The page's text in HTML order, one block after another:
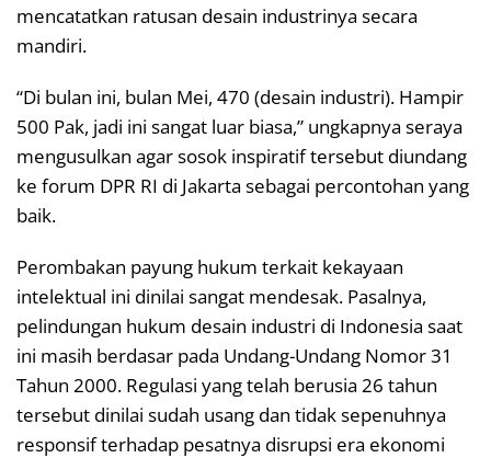
mencatatkan ratusan desain industrinya secara
mandiri.
“Di bulan ini, bulan Mei, 470 (desain industri). Hampir
500 Pak, jadi ini sangat luar biasa,” ungkapnya seraya
mengusulkan agar sosok inspiratif tersebut diundang
ke forum DPR RI di Jakarta sebagai percontohan yang
baik.
Perombakan payung hukum terkait kekayaan
intelektual ini dinilai sangat mendesak. Pasalnya,
pelindungan hukum desain industri di Indonesia saat
ini masih berdasar pada Undang-Undang Nomor 31
Tahun 2000. Regulasi yang telah berusia 26 tahun
tersebut dinilai sudah usang dan tidak sepenuhnya
responsif terhadap pesatnya disrupsi era ekonomi